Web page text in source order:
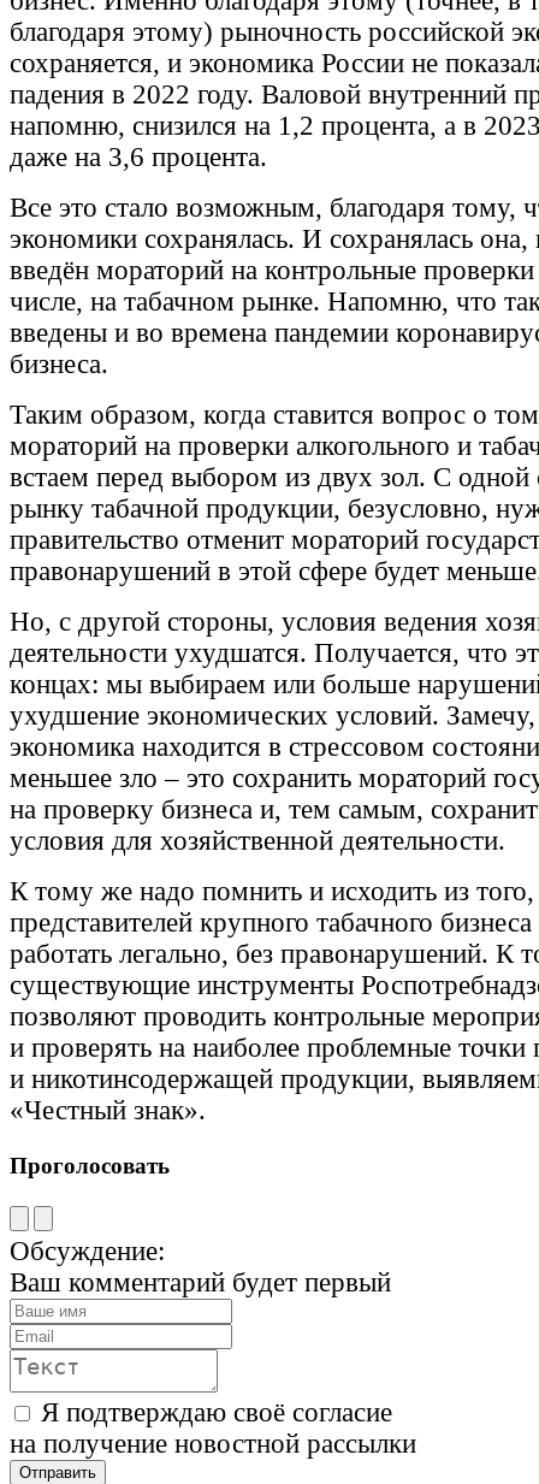
благодаря этому) рыночность российской
сохраняется, и экономика России не
падения в 2022 году. Валовой внутренний
напомню, снизился на 1,2 процента, а в
даже на 3,6 процента.
Все это стало возможным, благодаря тому,
экономики сохранялась. И сохранялась
введён мораторий на контрольные
числе, на табачном рынке. Напомню, что
введены и во времена пандемии
бизнеса.
Таким образом, когда ставится вопрос о
мораторий на проверки алкогольного и
встаем перед выбором из двух зол. С одной
рынку табачной продукции, безусловно,
правительство отменит мораторий
правонарушений в этой сфере будет
Но, с другой стороны, условия ведения
деятельности ухудшатся. Получается, что
концах: мы выбираем или больше
ухудшение экономических условий. Замечу,
экономика находится в стрессовом
меньшее зло – это сохранить мораторий
на проверку бизнеса и, тем самым,
условия для хозяйственной деятельности.
К тому же надо помнить и исходить из
представителей крупного табачного
работать легально, без правонарушений. К
существующие инструменты
позволяют проводить контрольные
и проверять на наиболее проблемные точки
и никотинсодержащей продукции,
«Честный знак».
Проголосовать
Обсуждение:
Ваш комментарий будет первый
Я подтверждаю своё согласие
на получение новостной рассылки